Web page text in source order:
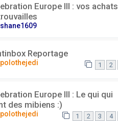
Europe III : vos achats
shane1609
Reportage
polothejedi 1 2
Europe III : Le qui qui
des mibiens :)
polothejedi 1 2 3 4